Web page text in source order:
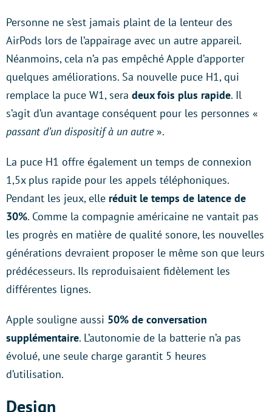
Personne ne s’est jamais plaint de la lenteur des
AirPods lors de l’appairage avec un autre appareil.
Néanmoins, cela n’a pas empêché Apple d’apporter
quelques améliorations. Sa nouvelle puce H1, qui
remplace la puce W1, sera deux fois plus rapide. Il
s’agit d’un avantage conséquent pour les personnes «
passant d’un dispositif à un autre».
La puce H1 offre également un temps de connexion
1,5x plus rapide pour les appels téléphoniques.
Pendant les jeux, elle réduit le temps de latence de
30%. Comme la compagnie américaine ne vantait pas
les progrès en matière de qualité sonore, les nouvelles
générations devraient proposer le même son que leurs
prédécesseurs. Ils reproduisaient fidèlement les
différentes lignes.
Apple souligne aussi 50% de conversation
supplémentaire. L’autonomie de la batterie n’a pas
évolué, une seule charge garantit 5 heures
d’utilisation.
Design